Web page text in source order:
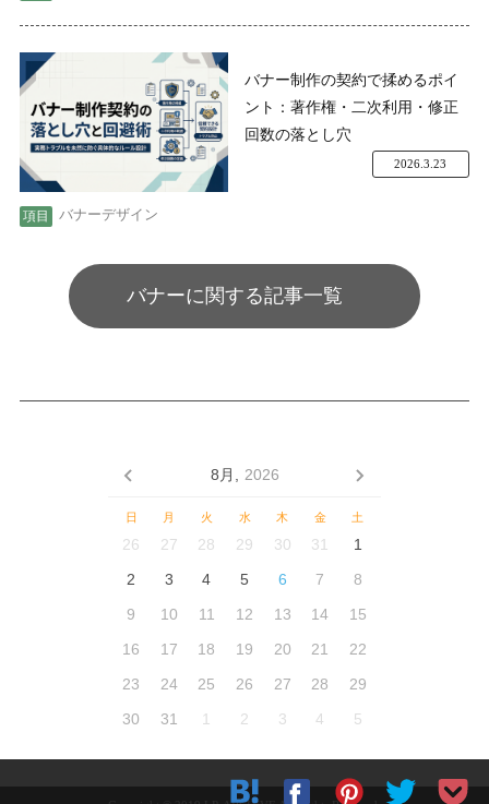
バナー制作の契約で揉めるポイ
ント：著作権・二次利用・修正
回数の落とし穴
バナーデザイン
2026.3.23
バナーに関する記事一覧
8月, 2026
日 月 火 水 木 金 土
26 27 28 29 30 31
1
2
3 4 5 6 7
8
9
10 11 12 13 14
15
16
17 18 19 20 21
22
23
24 25 26 27 28
29
30
31 1 2 3 4 5